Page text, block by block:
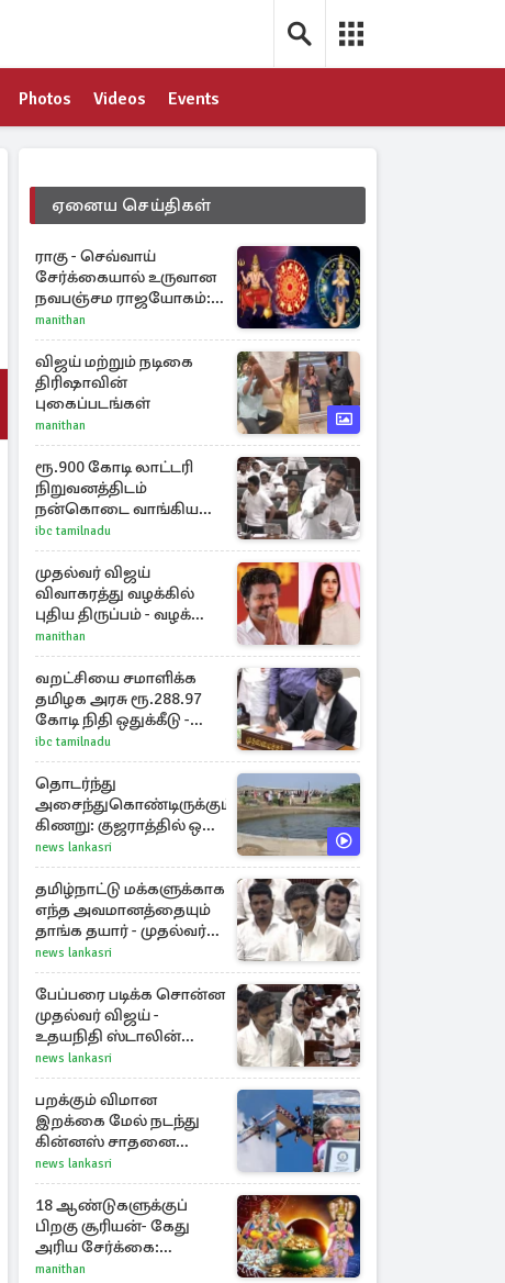
Photos Videos Events
ஏனைய செய்திகள்
ராகு - செவ்வாய்
சேர்க்கையால் உருவான
நவபஞ்சம ராஜயோகம்:
அதிர்ஷ்டம் பெறும் 3
ராசிகள்!
manithan
விஜய் மற்றும் நடிகை
திரிஷாவின்
புகைப்படங்கள்
manithan
ரூ.900 கோடி லாட்டரி
நிறுவனத்திடம்
நன்கொடை வாங்கியது
ஏன்? உதயநிதி - ஆதவ்
விவாதம்
ibc tamilnadu
முதல்வர் விஜய்
விவாகரத்து வழக்கில்
புதிய திருப்பம் - வழக்கை
வாபஸ் பெற்ற சங்கீதா!
manithan
வறட்சியை சமாளிக்க
தமிழக அரசு ரூ.288.97
கோடி நிதி ஒதுக்கீடு -
வெளியான அரசாணை
ibc tamilnadu
தொடர்ந்து
அசைந்துகொண்டிருக்கும்
கிணறு: குஜராத்தில் ஒரு
சுவாரஸ்ய நிகழ்வு
news lankasri
தமிழ்நாட்டு மக்களுக்காக
எந்த அவமானத்தையும்
தாங்க தயார் - முதல்வர்
விஜய்
news lankasri
பேப்பரை படிக்க சொன்ன
முதல்வர் விஜய் -
உதயநிதி ஸ்டாலின்
கொடுத்த பதிலடி
news lankasri
பறக்கும் விமான
இறக்கை மேல் நடந்து
கின்னஸ் சாதனை
படைத்த 97 வயது
மூதாட்டி
news lankasri
18 ஆண்டுகளுக்குப்
பிறகு சூரியன்- கேது
அரிய சேர்க்கை:
அதிர்ஷ்டம் பெறும் 3
manithan